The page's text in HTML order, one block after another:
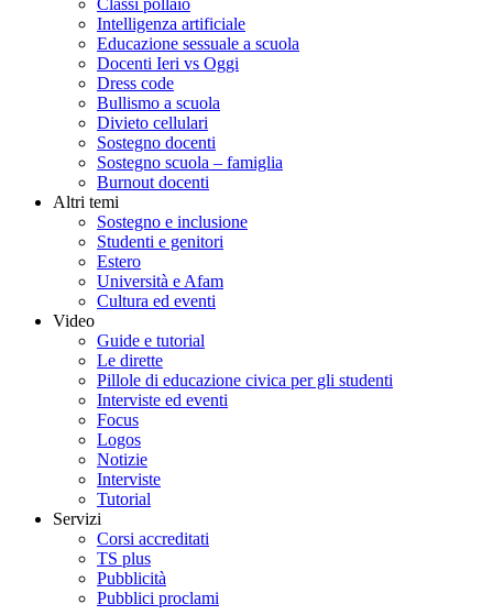
Classi pollaio
Intelligenza artificiale
Educazione sessuale a scuola
Docenti Ieri vs Oggi
Dress code
Bullismo a scuola
Divieto cellulari
Sostegno docenti
Sostegno scuola – famiglia
Burnout docenti
Altri temi
Sostegno e inclusione
Studenti e genitori
Estero
Università e Afam
Cultura ed eventi
Video
Guide e tutorial
Le dirette
Pillole di educazione civica per gli studenti
Interviste ed eventi
Focus
Logos
Notizie
Interviste
Tutorial
Servizi
Corsi accreditati
TS plus
Pubblicità
Pubblici proclami